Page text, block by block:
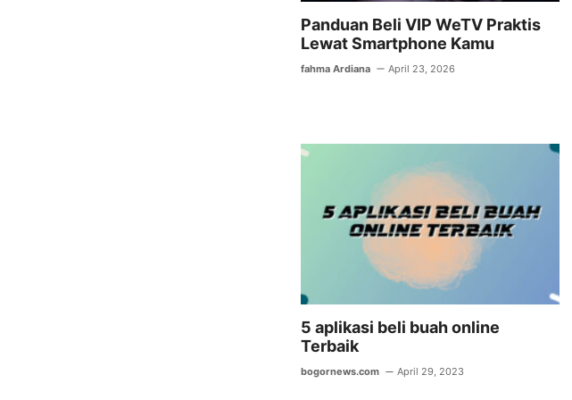
Panduan Beli VIP WeTV Praktis
Lewat Smartphone Kamu
fahma Ardiana April 23, 2026
5 aplikasi beli buah online
Terbaik
bogornews.com April 29, 2023